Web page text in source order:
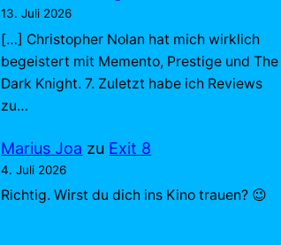
13. Juli 2026
[…] Christopher Nolan hat mich wirklich
begeistert mit Memento, Prestige und The
Dark Knight. 7. Zuletzt habe ich Reviews
zu…
Marius Joa zu Exit 8
4. Juli 2026
Richtig. Wirst du dich ins Kino trauen? 😉